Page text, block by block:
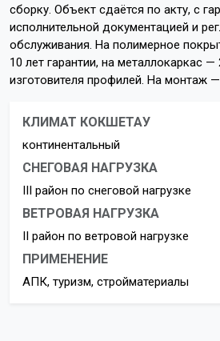
сборку. Объект сдаётся по акту, с
исполнительной документацией и
обслуживания. На полимерное
10 лет гарантии, на металлокаркас
изготовителя профилей. На монтаж —
КЛИМАТ КОКШЕТАУ
континентальный
СНЕГОВАЯ НАГРУЗКА
III район по снеговой нагрузке
ВЕТРОВАЯ НАГРУЗКА
II район по ветровой нагрузке
ПРИМЕНЕНИЕ
АПК, туризм, стройматериалы